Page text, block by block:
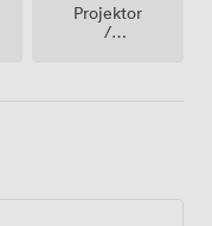
Projektor
/